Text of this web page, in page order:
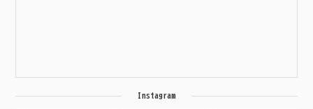
Instagram